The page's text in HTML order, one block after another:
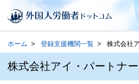
ホーム 登録支援機関一覧 株式会社
株式会社アイ・パートナー